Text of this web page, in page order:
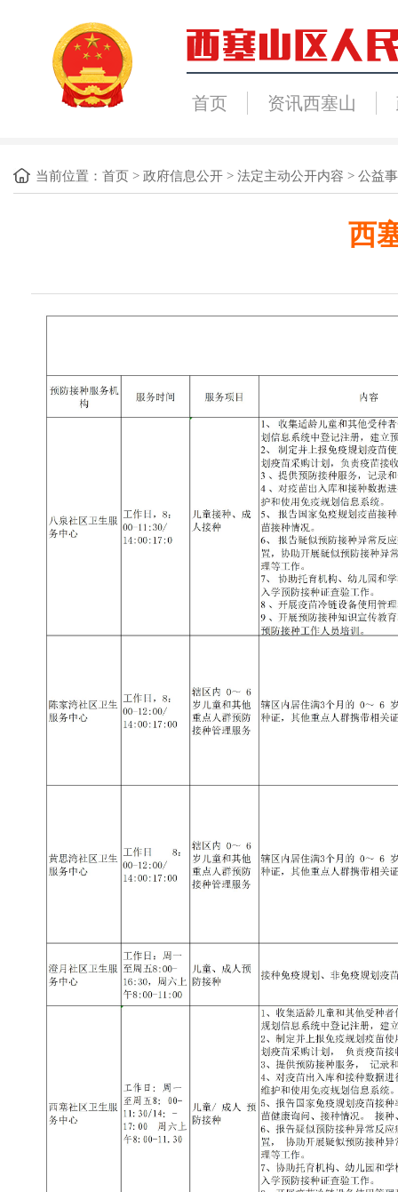
首页 资讯西塞山
当前位置： 首页 > 政府信息公开 > 法定主动公开内容 > 公益
西